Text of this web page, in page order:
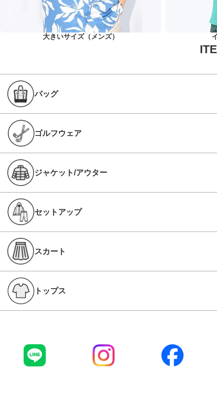
大きいサイズ（メンズ）
バッグ
ゴルフウェア
ジャケット/アウター
セットアップ
スカート
トップス